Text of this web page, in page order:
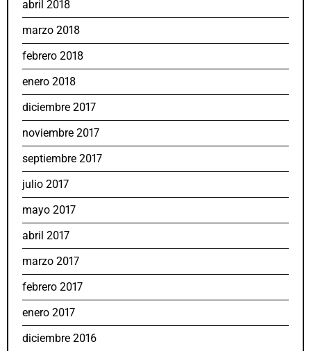
abril 2018
marzo 2018
febrero 2018
enero 2018
diciembre 2017
noviembre 2017
septiembre 2017
julio 2017
mayo 2017
abril 2017
marzo 2017
febrero 2017
enero 2017
diciembre 2016